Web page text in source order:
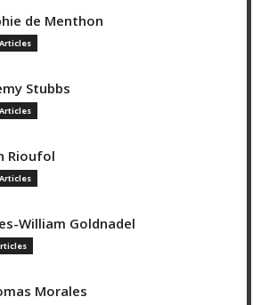
de Menthon
Articles
Stubbs
Rioufol
William Goldnadel
Morales